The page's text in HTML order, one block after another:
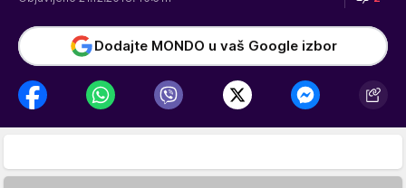
Dodajte MONDO u vaš Google izbor